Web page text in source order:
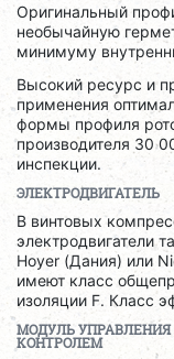
Оригинальный
необычайную
минимуму
Высокий ресурс и
применения
формы профиля
производителя 30
инспекции.
ЭЛЕКТРОДВИГАТЕЛЬ
В винтовых
электродвигатели
Hoyer (Дания) или
имеют класс
изоляции F. Класс
МОДУЛЬ УПРАВЛЕНИЯ
КОНТРОЛЕМ